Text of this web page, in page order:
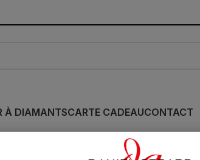
À DIAMANTSCARTE CADEAUCONTACT
Bracelet